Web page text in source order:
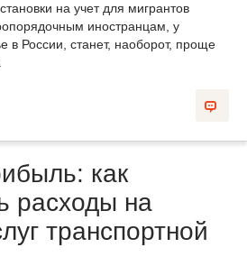
на учет для мигрантов
иностранцам, у
в России, станет, наоборот, проще
как
расходы на
транспортной